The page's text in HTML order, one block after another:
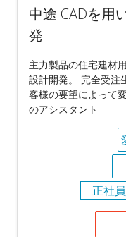
中途 CADを用
発
主力製品の住宅建材
設計開発。 完全受注
客様の要望によって
のアシスタント
正社員